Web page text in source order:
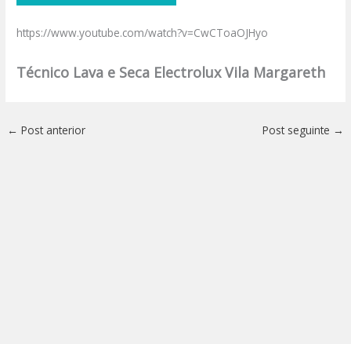
https://www.youtube.com/watch?v=CwCToaOJHyo
Técnico Lava e Seca Electrolux Vila Margareth
← Post anterior Post seguinte →